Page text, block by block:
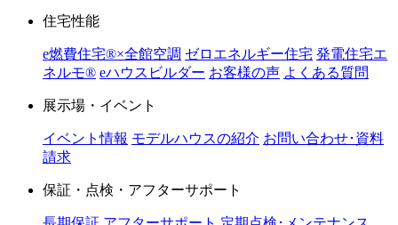
住宅性能
e燃費住宅®︎×全館空調 ゼロエネルギー住宅 発電住宅エ
ネルモ®︎ eハウスビルダー お客様の声 よくある質問
展示場・イベント
イベント情報 モデルハウスの紹介 お問い合わせ･資料
請求
保証・点検・アフターサポート